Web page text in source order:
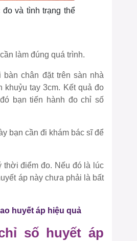
và tình trạng thể
làm đúng quá trình.
chân đặt trên sàn nhà
khuỷu tay 3cm. Kết quả đo
bạn tiến hành đo chỉ số
bạn cần đi khám bác sĩ để
thời điểm đo. Nếu đó là lúc
áp này chưa phải là bất
huyết áp hiệu quả
số huyết áp